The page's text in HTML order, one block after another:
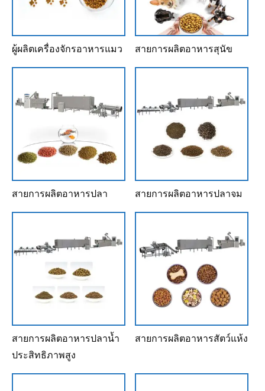
ผู้ผลิตเครื่องจักรอาหารแมว สายการผลิตอาหารสุนัข
สายการผลิตอาหารปลา สายการผลิตอาหารปลาจม
สายการผลิตอาหารปลาน้ำ
ประสิทธิภาพสูง
สายการผลิตอาหารสัตว์แห้ง